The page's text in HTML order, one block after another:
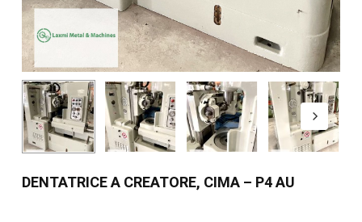
DENTATRICE A CREATORE, CIMA – P4 AU